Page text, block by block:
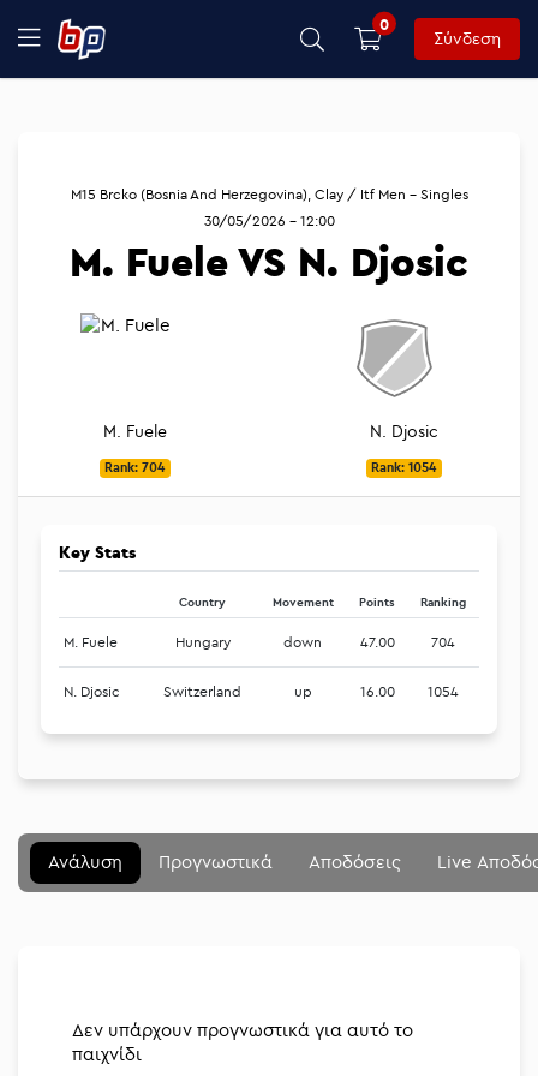
0
Σύνδεση
M. Fuele
Rank: 704
M15 Brcko (Bosnia And Herzegovina), Clay / Itf Men - Singles
30/05/2026 - 12:00
M. Fuele VS N. Djosic
N. Djosic
Rank: 1054
Key Stats
Country Movement Points Ranking
M. Fuele Hungary down 47.00 704
N. Djosic Switzerland up 16.00 1054
Ανάλυση Προγνωστικά Αποδόσεις Live
Δεν υπάρχουν προγνωστικά για αυτό το
παιχνίδι
Μενού
Betting community
Διοργανώσεις